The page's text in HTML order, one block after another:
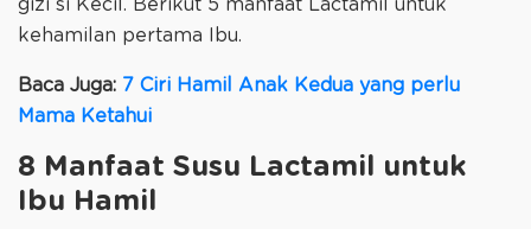
gizi si Kecil. Berikut 5 manfaat Lactamil untuk
kehamilan pertama Ibu.
Baca Juga: 7 Ciri Hamil Anak Kedua yang perlu
Mama Ketahui
8 Manfaat Susu Lactamil untuk
Ibu Hamil